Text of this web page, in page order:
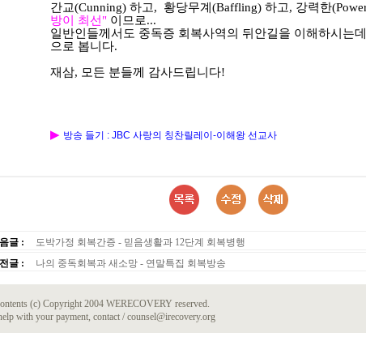
간교(Cunning) 하고, 황당무계(Baffling) 하고, 강력한
방이 최선" 이므로...
일반인들께서도 중독증 회복사역의 뒤안길을 이해하시는
으로 봅니다.
재삼, 모든 분들께 감사드립니다!
▶ 방송 들기 : JBC 사랑의 칭찬릴레이-이해왕 선교사
글 :
도박가정 회복간증 - 믿음생활과 12단계 회복병행
글 :
나의 중독회복과 새소망 - 연말특집 회복방송
(c) Copyright 2004 WERECOVERY reserved.
with your payment, contact / counsel@irecovery.org